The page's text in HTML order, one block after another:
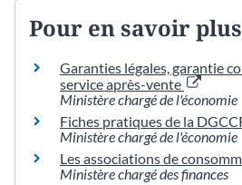
Pour en savoir plus
Garanties légales, garantie
service après-vente
Ministère chargé de l'économie
Fiches pratiques de la
Ministère chargé de l'économie
Les associations de
Ministère chargé des finances